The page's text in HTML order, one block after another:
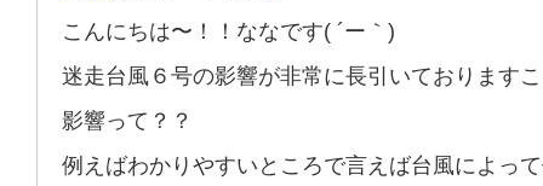
こんにちは〜！！ななです( ´ー｀)
迷走台風６号の影響が非常に長引いております
影響って？？
例えばわかりやすいところで言えば台風によっ